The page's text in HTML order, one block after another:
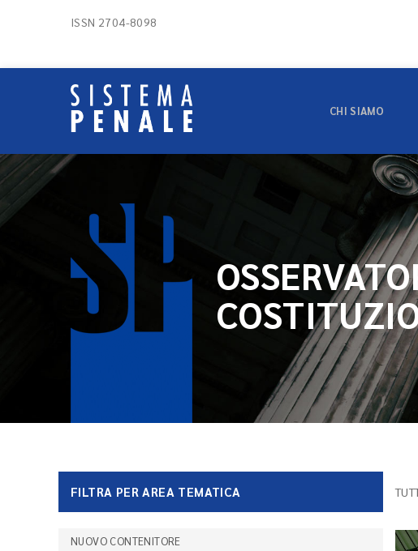
ISSN 2704-8098
CHI SIAMO
FILTRA PER AREA TEMATICA
NUOVO CONTENITORE